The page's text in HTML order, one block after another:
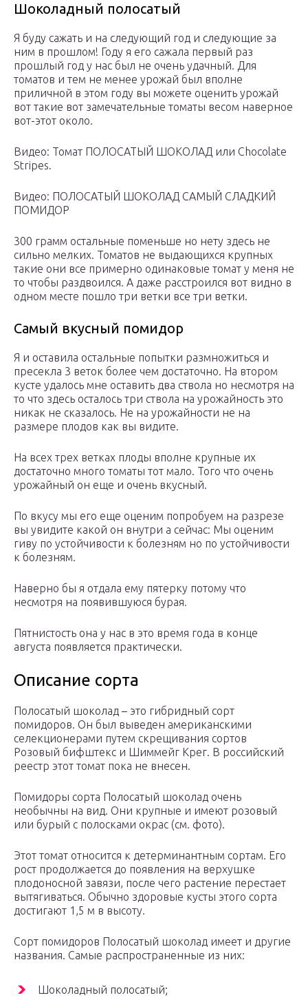
Шоколадный полосатый
Я буду сажать и на следующий год и следующие за
ним в прошлом! Году я его сажала первый раз
прошлый год у нас был не очень удачный. Для
томатов и тем не менее урожай был вполне
приличной в этом году вы можете оценить урожай
вот такие вот замечательные томаты весом наверное
вот-этот около.
Видео: Томат ПОЛОСАТЫЙ ШОКОЛАД или Сhocolate
Stripes.
Видео: ПОЛОСАТЫЙ ШОКОЛАД САМЫЙ СЛАДКИЙ
ПОМИДОР
300 грамм остальные поменьше но нету здесь не
сильно мелких. Томатов не выдающихся крупных
такие они все примерно одинаковые томат у меня не
то чтобы раздвоился. А даже расстроился вот видно в
одном месте пошло три ветки все три ветки.
Самый вкусный помидор
Я и оставила остальные попытки размножиться и
пресекла 3 веток более чем достаточно. На втором
кусте удалось мне оставить два ствола но несмотря на
то что здесь осталось три ствола на урожайность это
никак не сказалось. Не на урожайности не на
размере плодов как вы видите.
На всех трех ветках плоды вполне крупные их
достаточно много томаты тот мало. Того что очень
урожайный он еще и очень вкусный.
По вкусу мы его еще оценим попробуем на разрезе
вы увидите какой он внутри а сейчас: Мы оценим
гиву по устойчивости к болезням но по устойчивости
к болезням.
Наверно бы я отдала ему пятерку потому что
несмотря на появившуюся бурая.
Пятнистость она у нас в это время года в конце
августа появляется практически.
Описание сорта
Полосатый шоколад – это гибридный сорт
помидоров. Он был выведен американскими
селекционерами путем скрещивания сортов
Розовый бифштекс и Шиммейг Крег. В российский
реестр этот томат пока не внесен.
Помидоры сорта Полосатый шоколад очень
необычны на вид. Они крупные и имеют розовый
или бурый с полосками окрас (см. фото).
Этот томат относится к детерминантным сортам. Его
рост продолжается до появления на верхушке
плодоносной завязи, после чего растение перестает
вытягиваться. Обычно здоровые кусты этого сорта
достигают 1,5 м в высоту.
Сорт помидоров Полосатый шоколад имеет и другие
названия. Самые распространенные из них:
Шоколадный полосатый;